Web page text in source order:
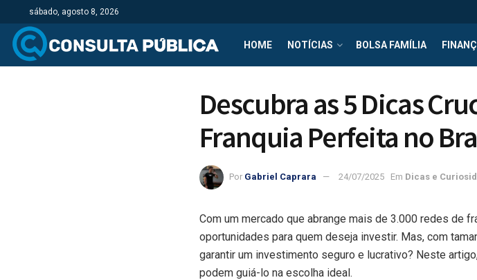
sábado, agosto 8, 2026
HOME NOTÍCIAS BOLSA FAMÍLIA
Descubra as 5 Dicas
Franquia Perfeita no
Por Gabriel Caprara 24/07/2025 Em Dicas e
Com um mercado que abrange mais de 3.000 redes de
oportunidades para quem deseja investir. Mas, com
garantir um investimento seguro e lucrativo? Neste
podem guiá-lo na escolha ideal.